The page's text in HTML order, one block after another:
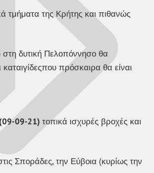
τμήματα της Κρήτης και πιθανώς
δυτική Πελοπόννησο θα
πρόσκαιρα θα είναι
09-21) τοπικά ισχυρές βροχές και
Σποράδες, την Εύβοια (κυρίως την